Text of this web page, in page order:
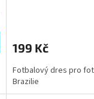
199 Kč
Fotbalový dres pro
Brazilie